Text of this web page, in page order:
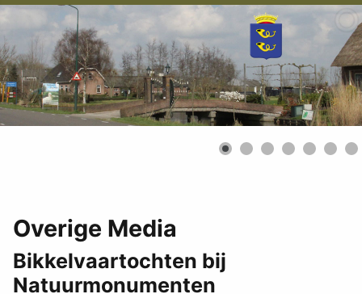
Overige Media
Bikkelvaartochten bij
Natuurmonumenten